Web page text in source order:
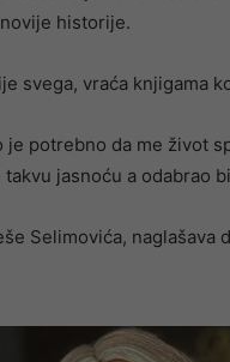
historije.
svega, vraća knjigama
je potrebno da me život
jasnoću a odabrao
Selimovića,